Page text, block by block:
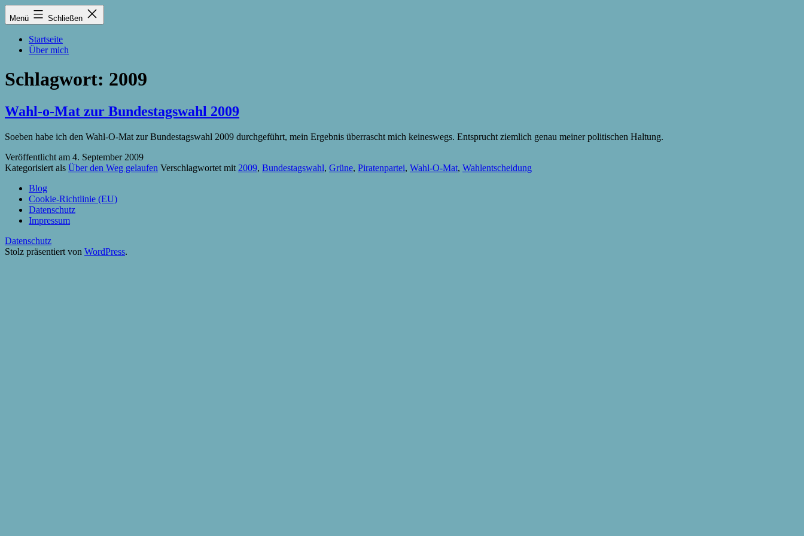
Zum
Inhalt
Lukas
Zintel-
Menü Schließen
Startseite
Über mich
Schlagwort: 2009
Wahl-o-Mat zur Bundestagswahl 2009
Soeben habe ich den Wahl-O-Mat zur Bundestagswahl 2009 durchgeführt, mein Ergebnis überrascht mich keineswegs. Entsprucht ziemlich genau meiner politischen Haltung.
Veröffentlicht am 4. September 2009
Kategorisiert als Über den Weg gelaufen Verschlagwortet mit 2009, Bundestagswahl, Grüne, Piratenpartei, Wahl-O-Mat, Wahlentscheidung
Blog
Cookie-Richtlinie (EU)
Datenschutz
Impressum
Datenschutz
Stolz präsentiert von WordPress.